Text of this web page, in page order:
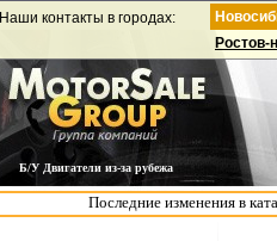
Б/У Двигатели из-за рубежа
Наши контакты в городах:
Ростов-
Последние изменения в